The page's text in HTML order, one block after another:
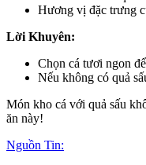
Hương vị đặc trưng
Lời Khuyên:
Chọn cá tươi ngon
Nếu không có quả
Món kho cá với quả sấu
ăn này!
Nguồn Tin: